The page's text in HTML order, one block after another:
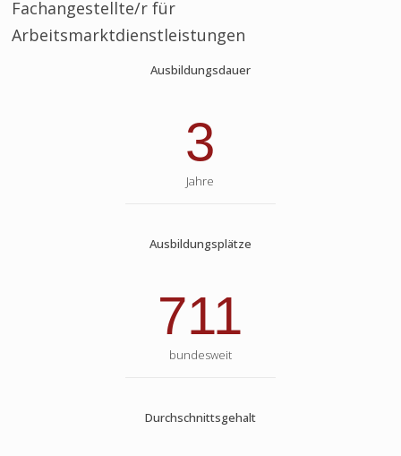
Fachangestellte/r für
Arbeitsmarktdienstleistungen
Ausbildungsdauer
3
Jahre
Ausbildungsplätze
711
bundesweit
Durchschnittsgehalt